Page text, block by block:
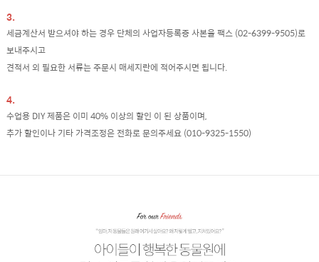
3.
세금계산서 받으셔야 하는 경우 단체의 사업자등록증 사본을 팩스 (02-6399-9505)로
보내주시고
견적서 외 필요한 서류는 주문시 매세지란에 적어주시면 됩니다.
4.
수업용 DIY 제품은 이미 40% 이상의 할인 이 된 상품이며,
추가 할인이나 기타 가격조정은 전화로 문의주세요 (010-9325-1550)